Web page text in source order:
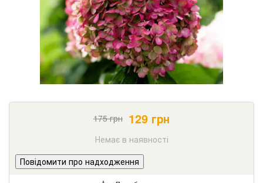
175грн 129 грн
Немає в наявності
Повідомити про надходження